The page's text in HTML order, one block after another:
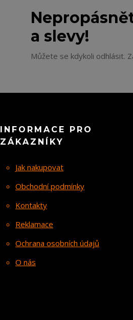
a slevy!
Můžete se kdykoli odhlásit.
INFORMACE PRO
ZÁKAZNÍKY
Jak nakupovat
Obchodní podmínky
Kontakty
Reklamace
Ochrana osobních údajů
O nás